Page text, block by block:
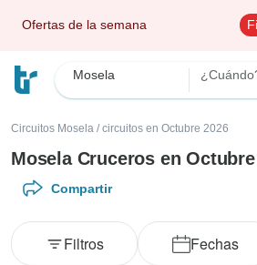
Ofertas de la semana
Mosela
Circuitos Mosela / circuitos en Octubre 2026
Mosela Cruceros en Octubre
Compartir
Fechas
Filtros